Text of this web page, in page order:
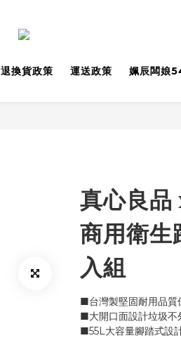
退換貨政策 運送政策 姵辰闆娘
真心良品
商用衛生
入組
■台灣製堅固耐用品質
■大開口面設計垃圾不
■55L大容量腳踏式設